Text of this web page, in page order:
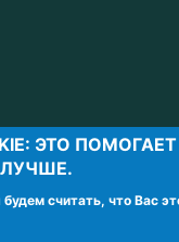
ЭТО
ЛУЧШЕ.
считать, что Вас